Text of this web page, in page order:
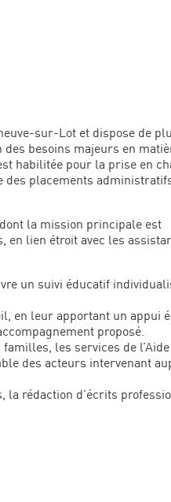
sur-Lot et dispose de
des besoins majeurs en
habilitée pour la prise en
des placements
la mission principale est
en lien étroit avec les
un suivi éducatif
en leur apportant un appui
proposé.
les services de l’Aide
des acteurs intervenant
la rédaction d’écrits